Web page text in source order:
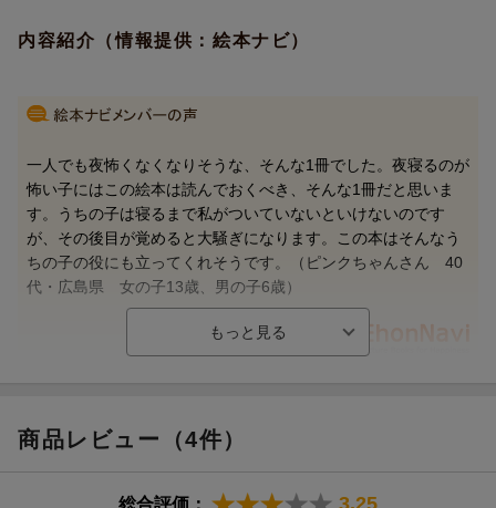
夜寝る前の一冊に選びたい本です。
内容紹介（情報提供：絵本ナビ）
一人でも夜怖くなくなりそうな、そんな1冊でした。夜寝るのが
怖い子にはこの絵本は読んでおくべき、そんな1冊だと思いま
す。うちの子は寝るまで私がついていないといけないのです
が、その後目が覚めると大騒ぎになります。この本はそんなう
ちの子の役にも立ってくれそうです。（ピンクちゃんさん 40
代・広島県 女の子13歳、男の子6歳）
商品レビュー（4件）
総合評価： 3.25